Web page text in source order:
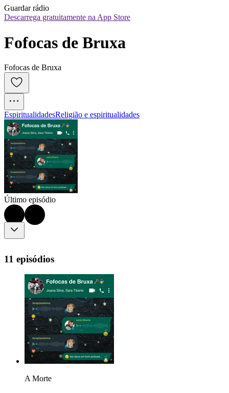
Guardar rádio
Descarrega gratuitamente na App Store
Fofocas de Bruxa
Fofocas de Bruxa
EspiritualidadesReligião e espiritualidades
Último episódio
11 episódios
A Morte